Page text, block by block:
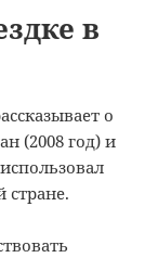
в
о
(2008 год) и
стране.